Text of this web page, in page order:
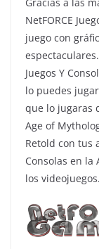
Gracias a las
NetFORCE
juego con
Juegos Y
lo puedes
que lo jugaras
Age of
Retold con tus
Consolas en la
los videojuegos.